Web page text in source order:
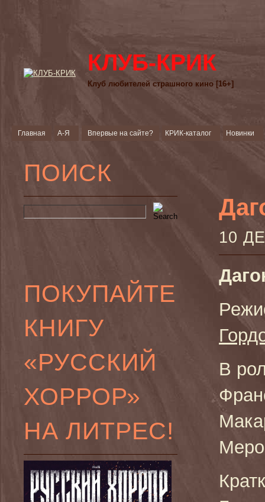
КЛУБ-КРИК
Клуб любителей страшного кино [16+]
Главная А-Я Впервые на сайте? КРИК-каталог Новинки
ПОИСК
ПОКУПАЙТЕ
КНИГУ
«РУССКИЙ
ХОРРОР»
НА ЛИТРЕС!
10
В